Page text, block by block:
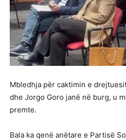
Mbledhja për caktimin e
dhe Jorgo Goro janë në burg, u
premte.
Bala ka qenë anëtare e Partisë